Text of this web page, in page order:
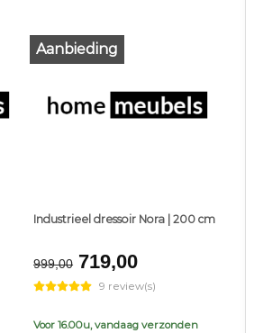
Aanbieding
Industrieel dressoir Nora | 200 cm
999,00 Original
price
was:
€999,00.
719,00Current
price
is:
€719,00.
9 review(s)
Voor 16.00u, vandaag verzonden